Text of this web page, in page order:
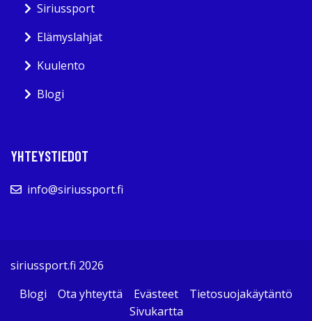
Siriussport
Elämyslahjat
Kuulento
Blogi
YHTEYSTIEDOT
info@siriussport.fi
siriussport.fi 2026
Blogi
Ota yhteyttä Evästeet
Tietosuojakäytäntö
Sivukartta